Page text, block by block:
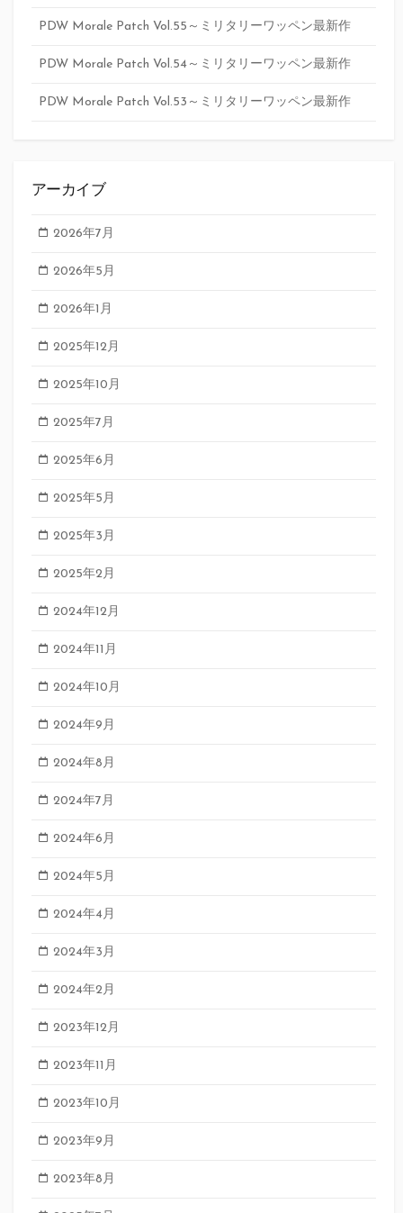
PDW Morale Patch Vol.55～ミリタリーワッペン最新作
PDW Morale Patch Vol.54～ミリタリーワッペン最新作
PDW Morale Patch Vol.53～ミリタリーワッペン最新作
アーカイブ
2026年7月
2026年5月
2026年1月
2025年12月
2025年10月
2025年7月
2025年6月
2025年5月
2025年3月
2025年2月
2024年12月
2024年11月
2024年10月
2024年9月
2024年8月
2024年7月
2024年6月
2024年5月
2024年4月
2024年3月
2024年2月
2023年12月
2023年11月
2023年10月
2023年9月
2023年8月